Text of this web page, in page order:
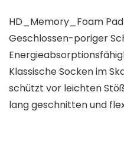
HD_Memory_Foam Pad
Geschlossen-poriger
Klassische Socken im
schützt vor leichten
lang geschnitten und